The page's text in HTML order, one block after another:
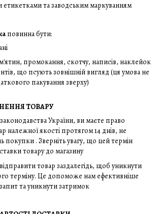
етикетками та заводським маркуванням
повинна бути:
промокання, скотчу, написів, наклейок
що псують зовнішній вигляд (ця умова не
пакування зверху)
ТОВАРУ
України, ви маєте право
належної якості протягом 14 днів, не
покупки . Зверніть увагу, що цей термін
товару до магазину
товар заздалегідь, щоб уникнути
терміну. Це допоможе нам ефективніше
та уникнути затримок